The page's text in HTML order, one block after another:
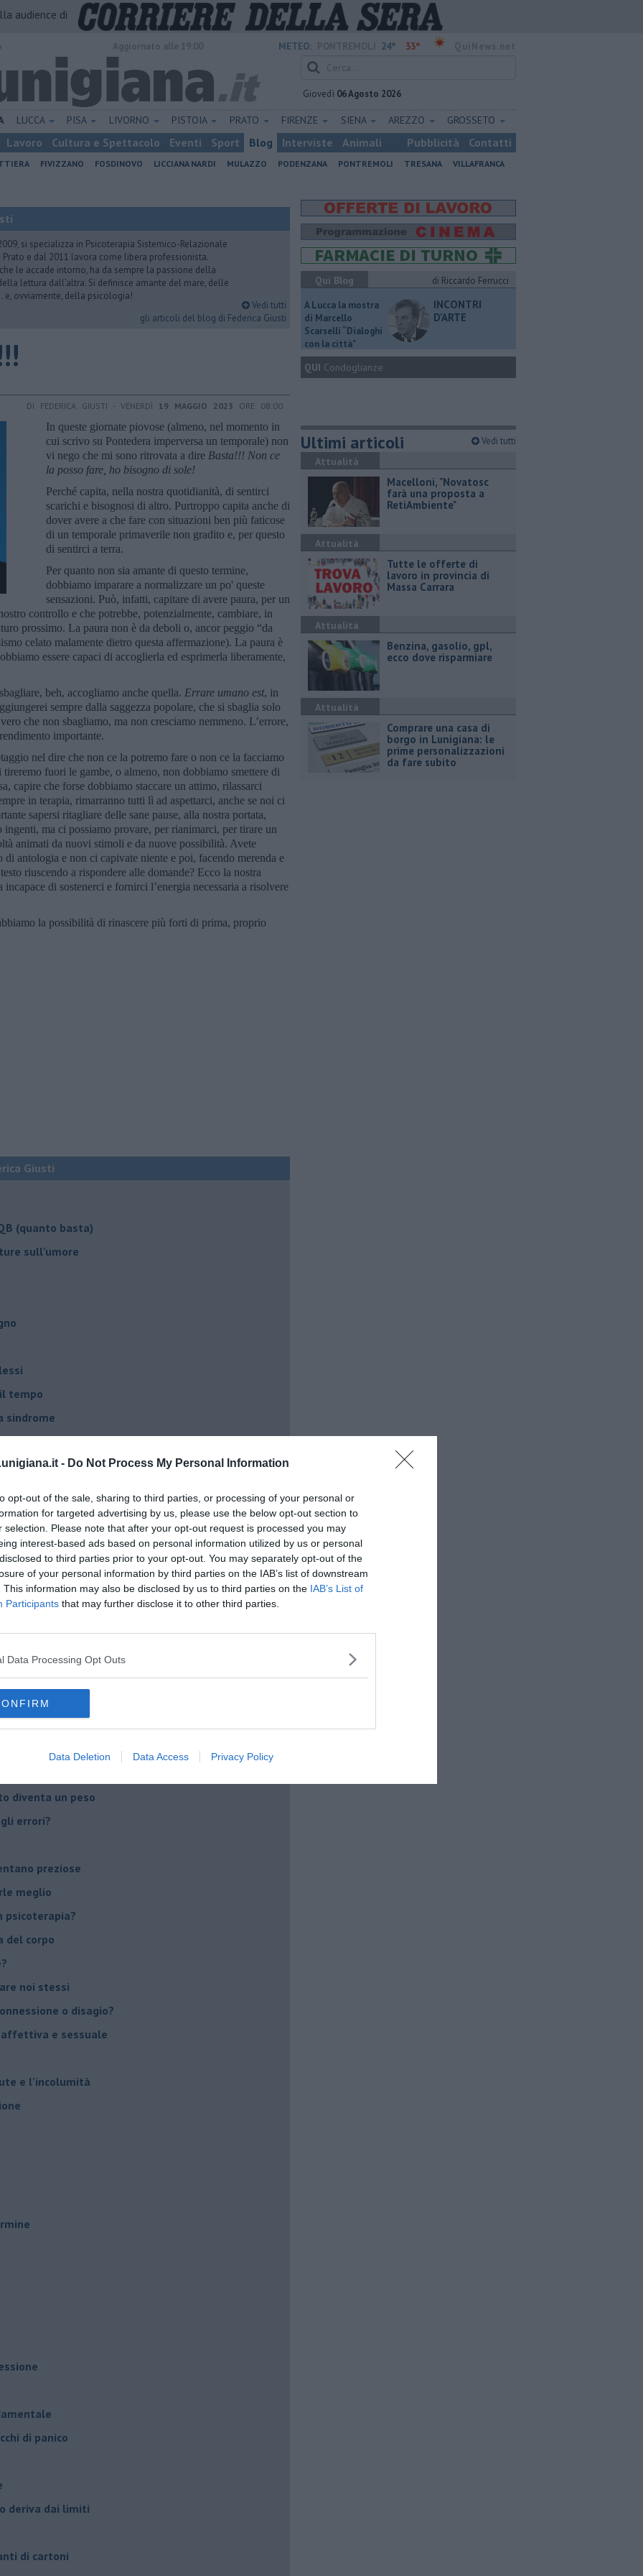
- Do Not Process My Personal Information
opt-out of the sale, sharing to third parties, or processing of your personal or
for targeted advertising by us, please use the below opt-out section to
selection. Please note that after your opt-out request is processed you may
interest-based ads based on personal information utilized by us or personal
to third parties prior to your opt-out. You may separately opt-out of the
of your personal information by third parties on the IAB’s list of downstream
This information may also be disclosed by us to third parties on the IAB’s List of
Participants that may further disclose it to other third parties.
Data Processing Opt Outs
Data Deletion Data Access Privacy Policy
audience di
METEO: 24° 33°
Giovedì 06 Agosto 2026
LUCCA PISA LIVORNO PISTOIA PRATO FIRENZE SIENA AREZZO GROSSETO
Lavoro Cultura e Spettacolo Eventi Sport Blog Interviste Animali Pubblicità Contatti
FIVIZZANO FOSDINOVO LICCIANA NARDI MULAZZO PODENZANA PONTREMOLI TRESANA
VILLAFRANCA
si specializza in Psicoterapia Sistemico-Relazionale
Prato e dal 2011 lavora come libera professionista.
le accade intorno, ha da sempre la passione della
lettura dall’altra. Si definisce amante del mare, delle
e, ovviamente, della psicologia!
Vedi tutti
gli articoli del blog di Federica Giusti
DI FEDERICA GIUSTI - VENERDÌ 19 MAGGIO 2023 ORE 08:00
In queste giornate piovose (almeno, nel momento in
cui scrivo su Pontedera imperversa un temporale) non
vi nego che mi sono ritrovata a dire Basta!!! Non ce
la posso fare, ho bisogno di sole!
Perché capita, nella nostra quotidianità, di sentirci
scarichi e bisognosi di altro. Purtroppo capita anche di
dover avere a che fare con situazioni ben più faticose
di un temporale primaverile non gradito e, per questo
di sentirci a terra.
Per quanto non sia amante di questo termine,
dobbiamo imparare a normalizzare un po' queste
sensazioni. Può, infatti, capitare di avere paura, per un
controllo e che potrebbe, potenzialmente, cambiare, in
prossimo. La paura non è da deboli o, ancor peggio “da
celato malamente dietro questa affermazione). La paura è
essere capaci di accoglierla ed esprimerla liberamente,
beh, accogliamo anche quella. Errare umano est, in
sempre dalla saggezza popolare, che si sbaglia solo
che non sbagliamo, ma non cresciamo nemmeno. L’errore,
importante.
nel dire che non ce la potremo fare o non ce la facciamo
fuori le gambe, o almeno, non dobbiamo smettere di
capire che forse dobbiamo staccare un attimo, rilassarci
in terapia, rimarranno tutti lì ad aspettarci, anche se noi ci
sapersi ritagliare delle sane pause, alla nostra portata,
ma ci possiamo provare, per rianimarci, per tirare un
animati da nuovi stimoli e da nuove possibilità. Avete
di antologia e non ci capivate niente e poi, facendo merenda e
riuscendo a rispondere alle domande? Ecco la nostra
di sostenerci e fornirci l’energia necessaria a risolvere
la possibilità di rinascere più forti di prima, proprio
Giusti
(quanto basta)
sull’umore
tempo
sindrome
è fondamentale
il tuo tempo
madre!
supereroi?
di dire la loro
diventa un peso
errori?
preziose
meglio
psicoterapia?
del corpo
noi stessi
o disagio?
affettiva e sessuale
e l’incolumità
di panico
deriva dai limiti
di cartoni
Qui Blog
di Riccardo Ferrucci
A Lucca la mostra
di Marcello
Scarselli “Dialoghi
con la città"
INCONTRI
D'ARTE
QUI Condoglianze
Ultimi articoli Vedi tutti
Attualità
Macelloni, "Novatosc
farà una proposta a
RetiAmbiente"
Attualità
​Tutte le offerte di
lavoro in provincia di
Massa Carrara
Attualità
​Benzina, gasolio, gpl,
ecco dove risparmiare
Attualità
Comprare una casa di
borgo in Lunigiana: le
prime personalizzazioni
da fare subito